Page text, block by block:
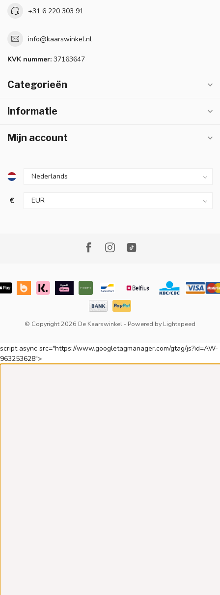
+31 6 220 303 91
info@kaarswinkel.nl
KVK nummer: 37163647
Categorieën
Informatie
Mijn account
€
© Copyright 2026 De Kaarswinkel - Powered by Lightspeed
script async src="https://www.googletagmanager.com/gtag/js?id=AW-
963253628">